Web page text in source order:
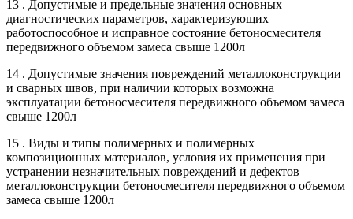
13 . Допустимые и предельные значения основных
диагностических параметров, характеризующих
работоспособное и исправное состояние бетоносмесителя
передвижного объемом замеса свыше 1200л
14 . Допустимые значения повреждений металлоконструкции
и сварных швов, при наличии которых возможна
эксплуатации бетоносмесителя передвижного объемом замеса
свыше 1200л
15 . Виды и типы полимерных и полимерных
композиционных материалов, условия их применения при
устранении незначительных повреждений и дефектов
металлоконструкции бетоносмесителя передвижного объемом
замеса свыше 1200л